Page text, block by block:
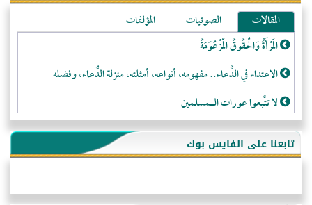
المقالات الصوتيات
المؤلفات
المَرْأَةُ وَالْحُقُوقُ الْمَزْعُوَمَةُ
الاعتداء في الدُّعاء.. مفهومه، أنواعه، أمثلته، منزلة الدُّعاء، وفضله
لا تتَّبعوا عورات الـمسلمين
فقه النَّصيحة عند الصَّحابة الكرام رضي الله عنهم
لَا عِزَّةَ إِلَّا بِالإِسْلَامِ
هذه سبيلنا فماذا تنقمون؟!
تابعنا على الفايس بوك